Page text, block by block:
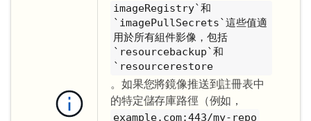
imageRegistry`和
`imagePullSecrets`這些值適
用於所有組件影像，包括
`resourcebackup`和
`resourcerestore
。如果您將鏡像推送到註冊表中
的特定儲存庫路徑（例如，
example.com:443/my-repo